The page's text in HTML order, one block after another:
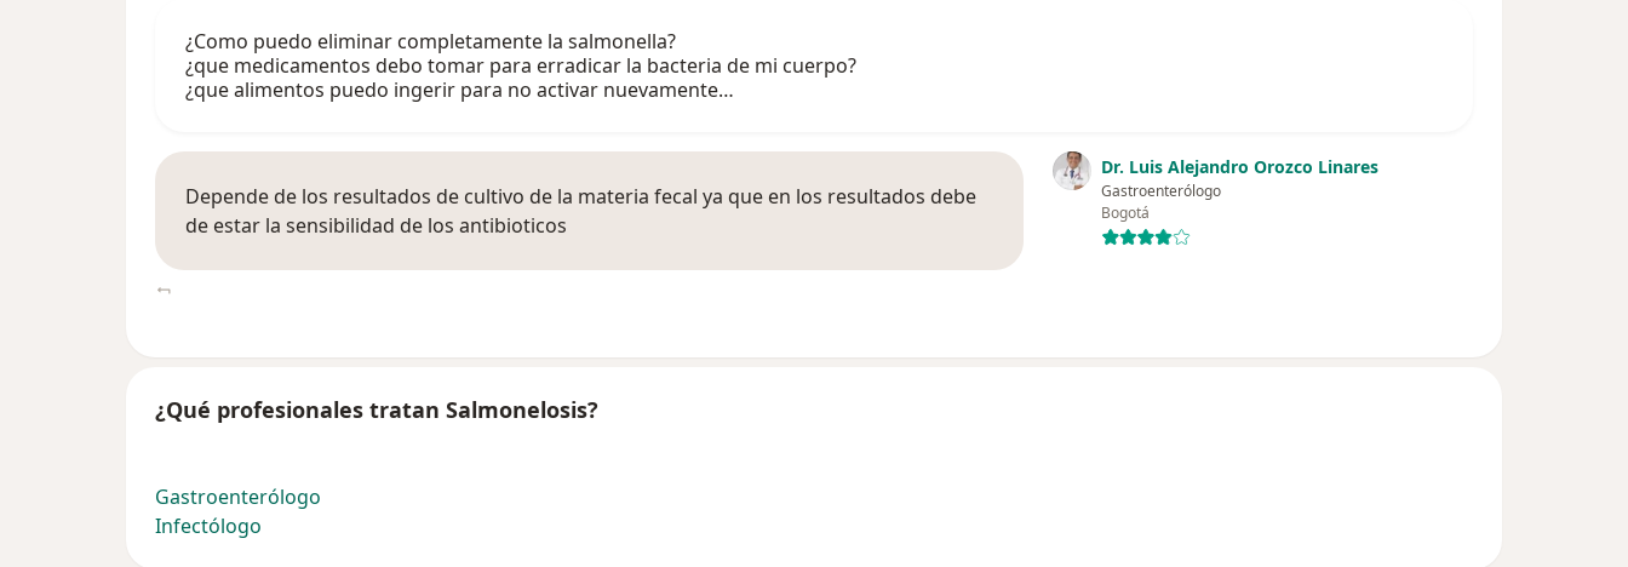
¿Como puedo eliminar completamente la salmonella?
¿que medicamentos debo tomar para erradicar la bacteria de mi cuerpo?
¿que alimentos puedo ingerir para no activar nuevamente…
Dr. Luis Alejandro Orozco Linares
Gastroenterólogo
Bogotá
Depende de los resultados de cultivo de la materia fecal ya que en los resultados debe
de estar la sensibilidad de los antibioticos
¿Qué profesionales tratan Salmonelosis?
Gastroenterólogo
Infectólogo